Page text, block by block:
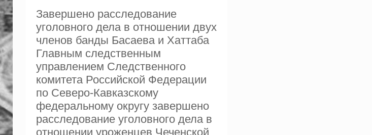
Завершено расследование
уголовного дела в отношении двух
членов банды Басаева и Хаттаба
Главным следственным
управлением Следственного
комитета Российской Федерации
по Северо-Кавказскому
федеральному округу завершено
расследование уголовного дела в
отношении уроженцев Чеченской